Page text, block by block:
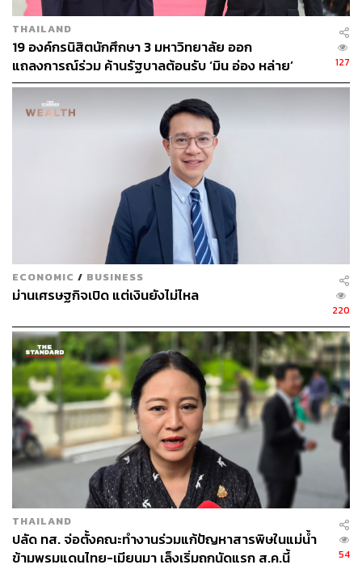
THAILAND
19 องค์กรนิสิตนักศึกษา 3 มหาวิทยาลัย ออก
แถลงการณ์ร่วม ค้านรัฐบาลต้อนรับ ‘มิน อ่อง หล่าย’
127
ECONOMIC / BUSINESS
ม่านเศรษฐกิจเปิด แต่เงินยังไม่ไหล
220
THAILAND
ปลัด ทส. จ่อตั้งคณะทำงานร่วมแก้ปัญหาสารพิษในแม่น้ำ
ข้ามพรมแดนไทย-เมียนมา เล็งเริ่มถกนัดแรก ส.ค.นี้
54